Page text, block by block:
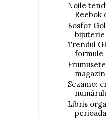
Noile
Reebok
Bosfor
bijuterie
Trendul
formule
Sezamo:
Libris